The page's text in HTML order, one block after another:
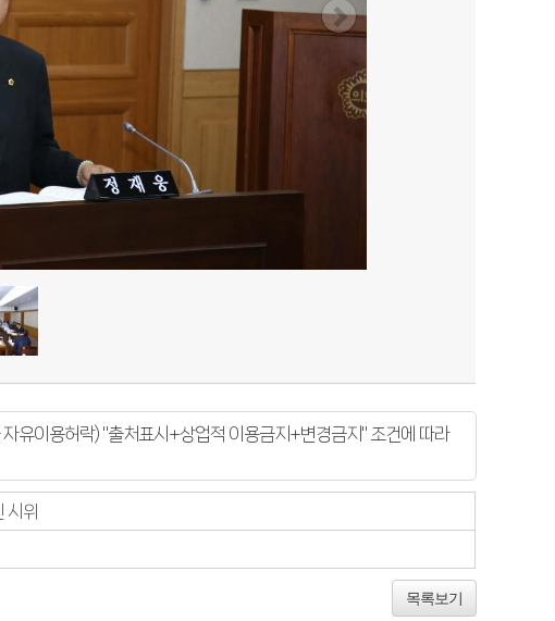
유이용허락) "출처표시+상업적 이용금지+변경금지" 조건에 따라
시위
목록보기